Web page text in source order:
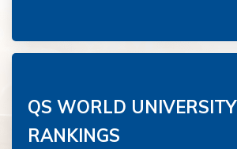
QS WORLD UNIVERSITY
RANKINGS